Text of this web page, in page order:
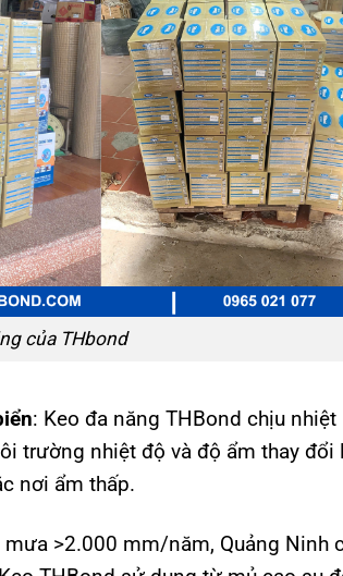
của THbond
: Keo đa năng THBond chịu nhiệt
trường nhiệt độ và độ ẩm thay đổi
nơi ẩm thấp.
>2.000 mm/năm, Quảng Ninh